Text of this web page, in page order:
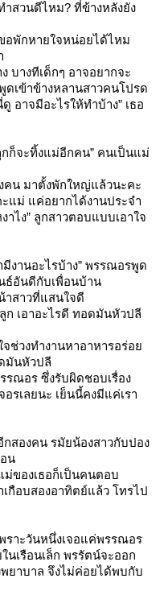
สวนดีไหม? ที่ข้างหลังยัง
อพักหายใจหน่อยได้ไหม
บางทีเด็กๆ อาจอยากจะ
เข้าข้างหลานสาวคนโปรด
อาจมีอะไรให้ทำบ้าง” เธอ
ก็จะทิ้งแม่อีกคน” คนเป็นแม่
คน มาตั้งพักใหญ่แล้วนะคะ
แม่ แค่อยากได้งานประจำ
าไง” ลูกสาวตอบแบบเอาใจ
งานอะไรบ้าง” พรรณอรพูด
อันดีกับเพื่อนบ้าน
าสาวที่แสนใจดี
ก เอาอะไรดี ทอดมันหัวปลี
จช่วงทำงานหาอาหารอร่อ
มันหัวปลี
รณอร ซึ่งรับผิดชอบเรื่อง
รเลยนะ เย็นนี้คงมีแค่เรา
กสองคน รมัยน้องสาวกับปอง
น
ของเธอก็เป็นคนตอบ
กือบสองอาทิตย์แล้ว โทรไป
พราะวันหนึ่งเจอแค่พรรณอร
เรือนเล็ก พรรัตน์จะออก
ยาบาล จึงไม่ค่อยได้พบกับ